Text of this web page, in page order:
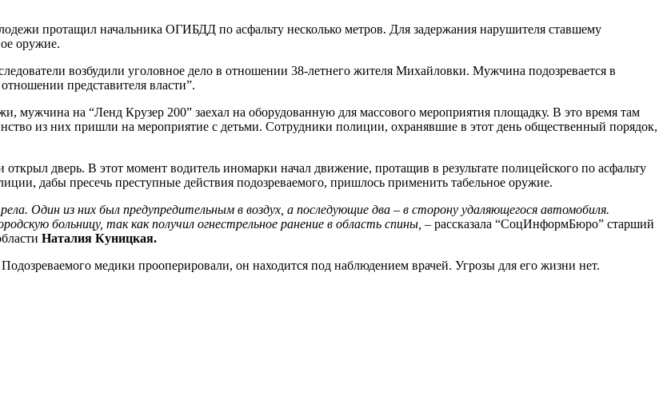
протащил начальника ОГИБДД по асфальту несколько метров. Для задержания нарушителя ставшему
оружие.
возбудили уголовное дело в отношении 38-летнего жителя Михайловки. Мужчина подозревается в
представителя власти”.
на “Ленд Крузер 200” заехал на оборудованную для массового мероприятия площадку. В это время там
из них пришли на мероприятие с детьми. Сотрудники полиции, охранявшие в этот день общественный порядок,
дверь. В этот момент водитель иномарки начал движение, протащив в результате полицейского по асфальту
дабы пресечь преступные действия подозреваемого, пришлось применить табельное оружие.
Один из них был предупредительным в воздух, а последующие два – в сторону удаляющегося автомобиля.
больницу, так как получил огнестрельное ранение в область спины, – рассказала “СоцИнформБюро” старший
Наталия Куницкая.
медики прооперировали, он находится под наблюдением врачей. Угрозы для его жизни нет.